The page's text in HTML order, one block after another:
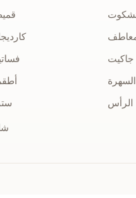
طريقة الإغلاق
تفاصيل الكم
جاكيت
الرأس